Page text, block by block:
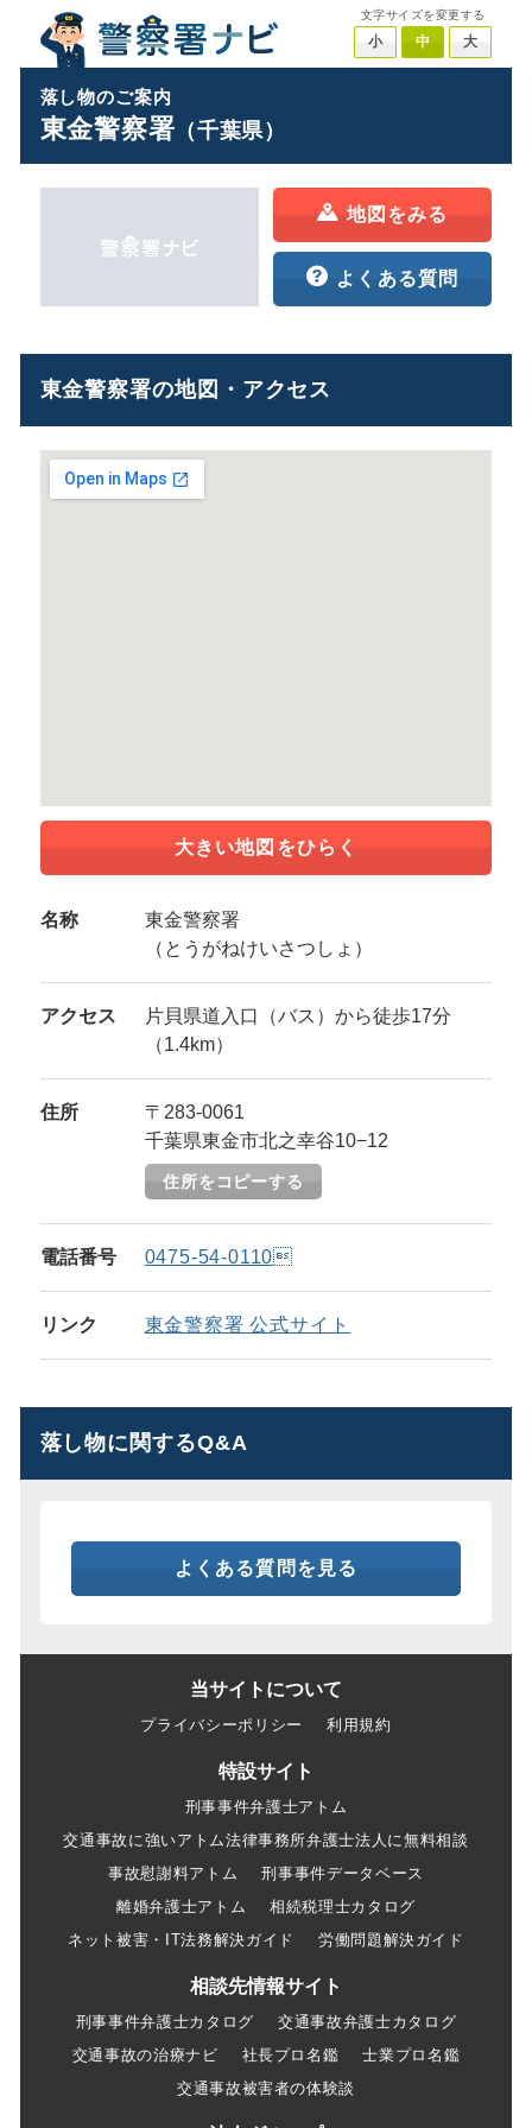
文字サイズを変更する
小 中 大
落し物のご案内
東金警察署（千葉県）
地図をみる
よくある質問
東金警察署の地図・アクセス
大きい地図をひらく
名称
東金警察署
（とうがねけいさつしょ）
アクセス
片貝県道入口（バス）から徒歩17分
（1.4km）
住所
〒283-0061
千葉県東金市北之幸谷10−12
住所をコピーする
電話番号 0475-54-0110
リンク 東金警察署 公式サイト
落し物に関するQ&A
よくある質問を見る
当サイトについて
プライバシーポリシー 利用規約
特設サイト
刑事事件弁護士アトム
交通事故に強いアトム法律事務所弁護士法人に無料相談
事故慰謝料アトム
刑事事件データベース
離婚弁護士アトム
相続税理士カタログ
ネット被害・IT法務解決ガイド
労働問題解決ガイド
相談先情報サイト
刑事事件弁護士カタログ
交通事故弁護士カタログ
交通事故の治療ナビ
社長プロ名鑑
士業プロ名鑑
交通事故被害者の体験談